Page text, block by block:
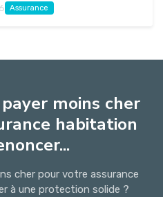
Assurance
moins cher
habitation
cher pour votre assurance
à une protection solide ?